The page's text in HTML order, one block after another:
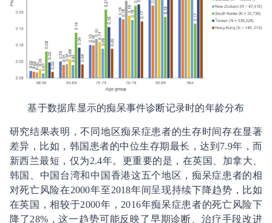
基于数据库显示的痴呆事件诊断记录时的年龄分布
研究结果表明，不同地区痴呆症患者的生存时间存在显著
差异，比如，韩国患者的中位生存期最长，达到7.9年，而
新西兰最短，仅为2.4年。更重要的是，在英国、加拿大、
韩国、中国台湾和中国香港这五个地区，痴呆症患者的相
对死亡风险在2000年至2018年间呈现持续下降趋势，比如
在英国，相较于2000年，2016年痴呆症患者的死亡风险下
降了28%，这一趋势可能反映了早期诊断、治疗手段改进